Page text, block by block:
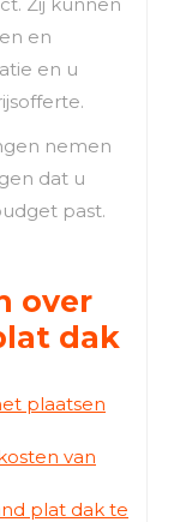
en
en u
nemen
dat u
past.
over
dak
plaatsen
van
plat dak te